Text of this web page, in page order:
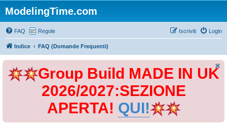
ModelingTime.com
FAQ Regole Login
Iscriviti
Indice FAQ (Domande Frequenti)
Group Build MADE IN UK
2026/2027:SEZIONE
APERTA! QUI!